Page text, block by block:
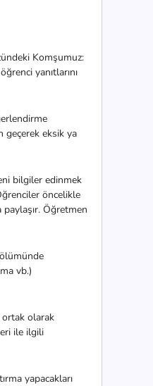
Komşumuz:
yanıtlarını
geçerek eksik ya
bilgiler edinmek
öncelikle
Öğretmen
vb.)
ortak olarak
ile ilgili
yapacakları